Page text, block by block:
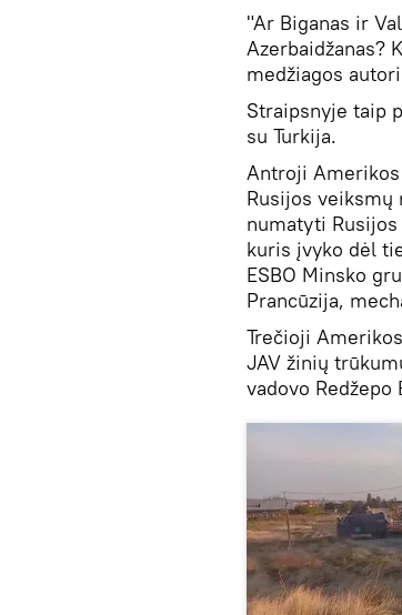
"Ar Biganas ir
Azerbaidžanas?
medžiagos
Straipsnyje taip
su Turkija.
Antroji
Rusijos veiksmų
numatyti
kuris įvyko dėl
ESBO Minsko
Prancūzija,
Trečioji
JAV žinių
vadovo Redžepo